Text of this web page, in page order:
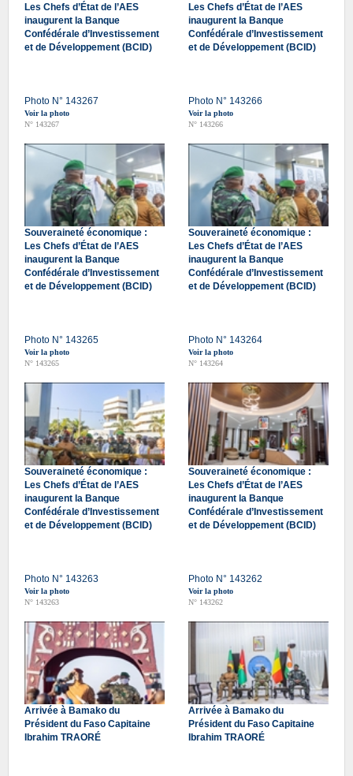
Les Chefs d’État de l’AES
inaugurent la Banque
Confédérale d’Investissement
et de Développement (BCID)
Photo N° 143267
Voir la photo
N° 143267
Les Chefs d’État de l’AES
inaugurent la Banque
Confédérale d’Investissement
et de Développement (BCID)
Photo N° 143266
Voir la photo
N° 143266
Souveraineté économique :
Les Chefs d’État de l’AES
inaugurent la Banque
Confédérale d’Investissement
et de Développement (BCID)
Photo N° 143265
Voir la photo
N° 143265
Souveraineté économique :
Les Chefs d’État de l’AES
inaugurent la Banque
Confédérale d’Investissement
et de Développement (BCID)
Photo N° 143264
Voir la photo
N° 143264
Souveraineté économique :
Les Chefs d’État de l’AES
inaugurent la Banque
Confédérale d’Investissement
et de Développement (BCID)
Photo N° 143263
Voir la photo
N° 143263
Souveraineté économique :
Les Chefs d’État de l’AES
inaugurent la Banque
Confédérale d’Investissement
et de Développement (BCID)
Photo N° 143262
Voir la photo
N° 143262
Arrivée à Bamako du
Président du Faso Capitaine
Ibrahim TRAORÉ
Arrivée à Bamako du
Président du Faso Capitaine
Ibrahim TRAORÉ